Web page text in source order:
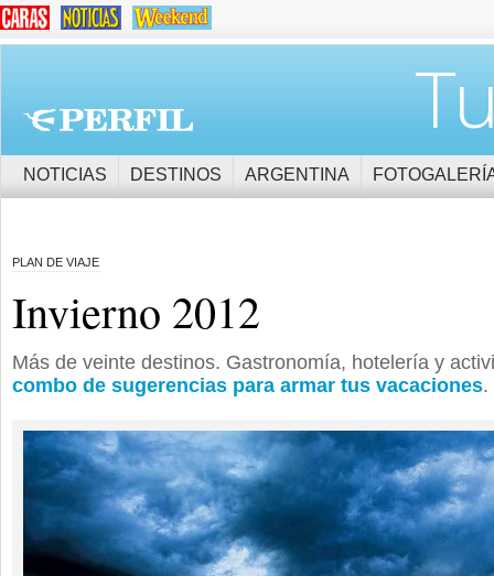
NOTICIAS DESTINOS ARGENTINA
PLAN DE VIAJE
Invierno 2012
Más de veinte destinos. Gastronomía, hotelería y
combo de sugerencias para armar tus vacaciones.